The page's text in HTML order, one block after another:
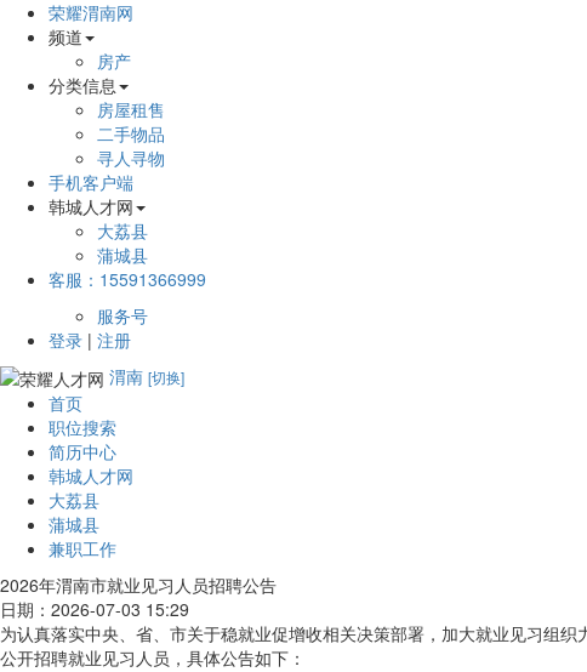
荣耀渭南网
频道
房产
分类信息
房屋租售
二手物品
寻人寻物
手机客户端
韩城人才网
大荔县
蒲城县
客服：15591366999
服务号
登录 | 注册
渭南 [切换]
首页
职位搜索
简历中心
韩城人才网
大荔县
蒲城县
兼职工作
2026年渭南市就业见习人员招聘公告
日期：2026-07-03 15:29
为认真落实中央、省、市关于稳就业促增收相关决策部署，加大就业见习组
公开招聘就业见习人员，具体公告如下：